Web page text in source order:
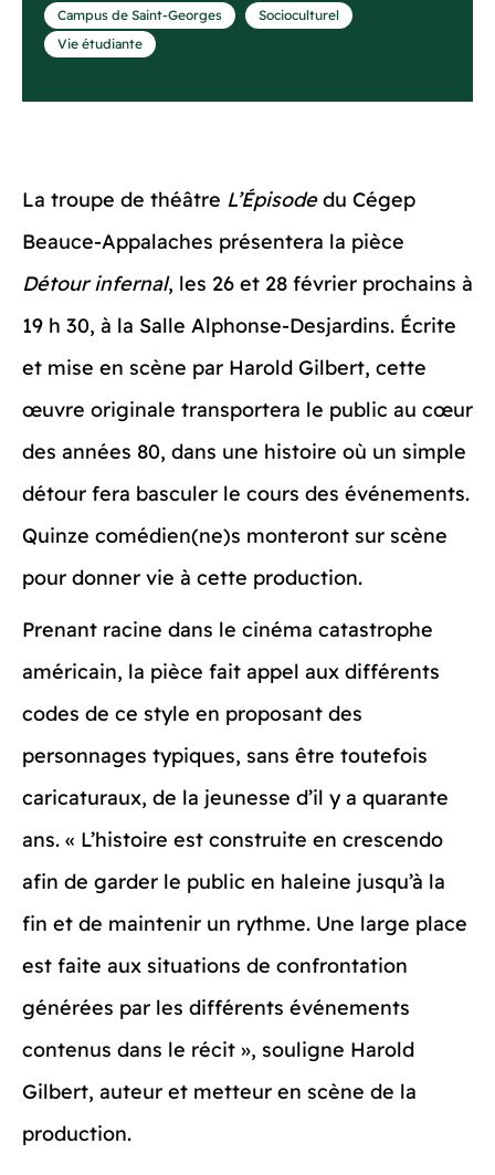
Campus de Saint-Georges
, Socioculturel ,
Vie étudiante
La troupe de théâtre L’Épisodedu Cégep
Beauce-Appalaches présentera la pièce
Détour infernal, les 26 et 28 février prochains à
19 h 30, à la Salle Alphonse-Desjardins. Écrite
et mise en scène par Harold Gilbert, cette
œuvre originale transportera le public au cœur
des années 80, dans une histoire où un simple
détour fera basculer le cours des événements.
Quinze comédien(ne)s monteront sur scène
pour donner vie à cette production.
Prenant racine dans le cinéma catastrophe
américain, la pièce fait appel aux différents
codes de ce style en proposant des
personnages typiques, sans être toutefois
caricaturaux, de la jeunesse d’il y a quarante
ans. « L’histoire est construite en crescendo
afin de garder le public en haleine jusqu’à la
fin et de maintenir un rythme. Une large place
est faite aux situations de confrontation
générées par les différents événements
contenus dans le récit », souligne Harold
Gilbert, auteur et metteur en scène de la
production.